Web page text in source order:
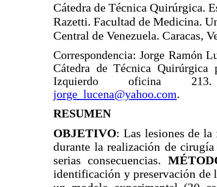
Cátedra de Técnica Quirúrgica.
Razetti. Facultad de Medicina.
Central de Venezuela. Caracas,
Correspondencia: Jorge Ramón
Cátedra de Técnica
Izquierdo oficina 213.
jorge_lucena@yahoo.com.
RESUMEN
OBJETIVO: Las lesiones de
durante la realización de
serias consecuencias.
identificación y preservación de